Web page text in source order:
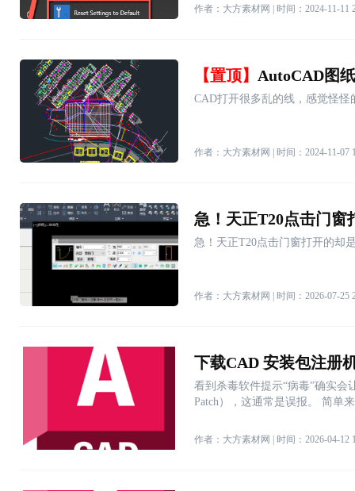
作者：大方素材网 | 时间：2024-11-11
【置顶】 AutoCAD图
CAD打开很多乱的线，感觉怪怪
作者：大方素材网 | 时间：2024-11-07
急！天正T20点击门窗打开的却
作者：大方素材网 | 时间：2026-07-25
下载CAD 安装包注册
看到杀毒软件提示“病毒”确实会
Patch），这通常是误报。 简单
作者：大方素材网 | 时间：2026-04-12